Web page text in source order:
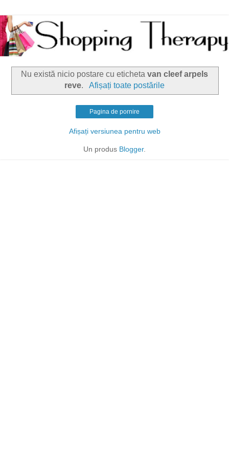
Nu există nicio postare cu eticheta van cleef arpels
reve. Afișați toate postările
Pagina de pornire
Afișați versiunea pentru web
Un produs Blogger.